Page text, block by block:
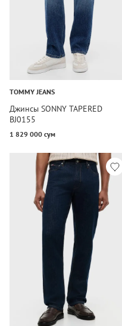
TOMMY JEANS
Джинсы SONNY TAPERED
BJ0155
1 829 000 сум